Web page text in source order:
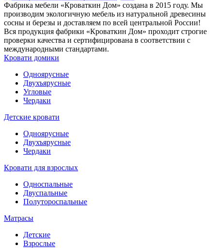
Фабрика мебели «Кроваткин Дом» создана в 2015 году. Мы
производим экологичную мебель из натуральной древесины
сосны и березы и доставляем по всей центральной России!
Вся продукция фабрики «Кроваткин Дом» проходит строгие
проверки качества и сертифицирована в соответствии с
международными стандартами.
Кровати домики
Одноярусные
Двухъярусные
Угловые
Чердаки
Детские кровати
Одноярусные
Двухъярусные
Чердаки
Кровати для взрослых
Односпальные
Двуспальные
Полутороспальные
Матрасы
Детские
Взрослые